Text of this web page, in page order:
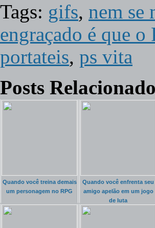
Tags: gifs, nem se
engraçado é que
portateis, ps vita
Posts
Quando você treina demais
um personagem no RPG
Quando você enfrenta seu
amigo apelão em um jogo
de luta